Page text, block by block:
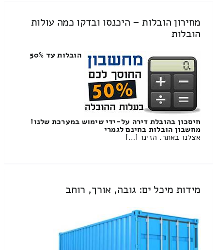
מחירון הובלות – היכנסו ובדקו כמה עולות
הובלות
הובלות עד 50%
חיסכון בהובלת דירה על-ידי שימוש במערכת שלנו!
מחשבון הובלות בחינם לגמרי
אצלנו באתר. הזינו […]
מידות מיכל ים: גובה, אורך, רוחב